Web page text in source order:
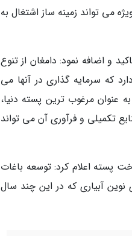
می تواند زمینه ساز اشتغال به
و اضافه نمود: دامغان از تنوع
که سرمایه گذاری در آنها می
عنوان مرغوب ترین پسته دنیا،
تکمیلی و فرآوری آن می تواند
پسته اعلام کرد: توسعه باغات
آبیاری که در این چند سال